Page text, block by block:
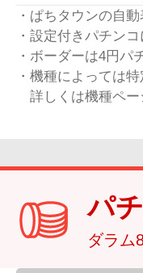
・ぱちタウンの自
・設定付きパチン
・ボーダーは4円パ
・機種によっては
詳しくは機種ペー
パ
ダラム